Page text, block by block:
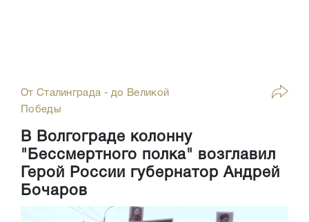
От Сталинграда - до Великой
Победы
В Волгограде колонну
"Бессмертного полка" возглавил
Герой России губернатор Андрей
Бочаров